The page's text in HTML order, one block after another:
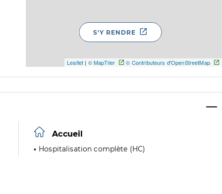
Leaflet | © MapTiler © Contributeurs d'OpenStreetMap
S'Y RENDRE
Accueil
Hospitalisation complète (HC)